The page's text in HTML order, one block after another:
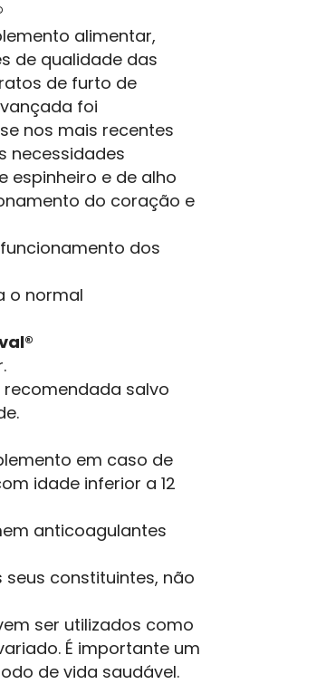
alimentar,
de qualidade das
de furto de
foi
nos mais recentes
necessidades
espinheiro e de alho
do coração e
dos
o normal
salvo
em caso de
idade inferior a 12
anticoagulantes
seus constituintes, não
ser utilizados como
É importante um
de vida saudável.